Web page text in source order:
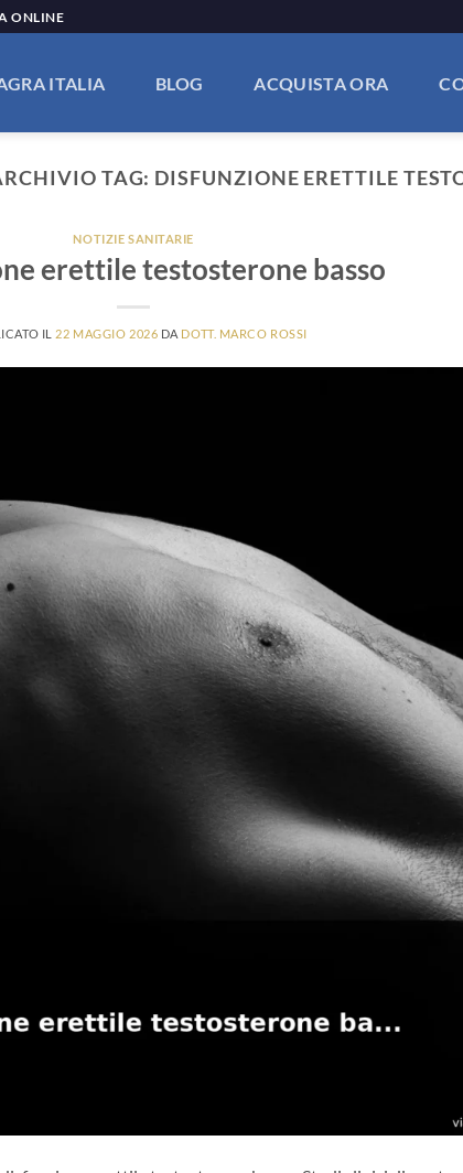
ONLINE
ITALIA BLOG ACQUISTA ORA
TAG: DISFUNZIONE ERETTILE
NOTIZIE SANITARIE
erettile testosterone basso
IL 22 MAGGIO 2026 DA DOTT. MARCO ROSSI